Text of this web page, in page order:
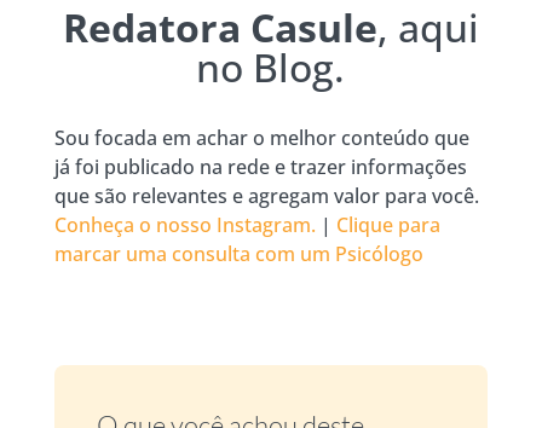
Redatora Casule, aqui
no Blog.
Sou focada em achar o melhor conteúdo que
já foi publicado na rede e trazer informações
que são relevantes e agregam valor para você.
Conheça o nosso Instagram. | Clique para
marcar uma consulta com um Psicólogo